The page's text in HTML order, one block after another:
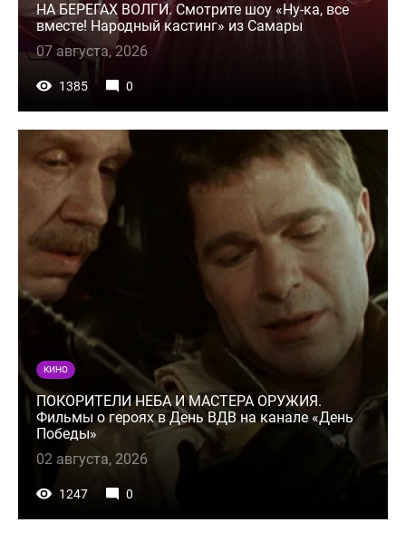
НА БЕРЕГАХ ВОЛГИ. Смотрите шоу «Ну-ка, все
вместе! Народный кастинг» из Самары
07 августа, 2026
1385 0
КИНО
ПОКОРИТЕЛИ НЕБА И МАСТЕРА ОРУЖИЯ.
Фильмы о героях в День ВДВ на канале «День
Победы»
02 августа, 2026
1247 0